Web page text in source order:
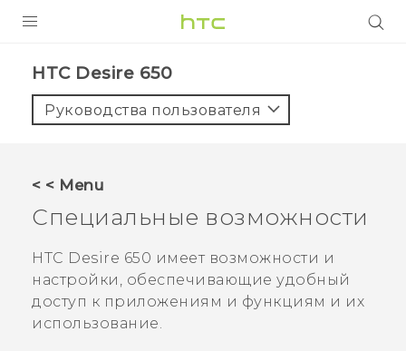
5G
ПОДДЕРЖКА
HTC Desire 650‎
Руководства пользователя
< < Menu
Специальные возможности
HTC Desire 650 имеет возможности и
настройки, обеспечивающие удобный
доступ к приложениям и функциям и их
использование.